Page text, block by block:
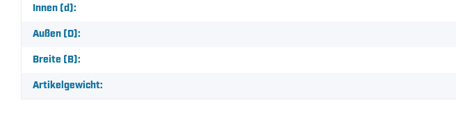
Produkteigenschaft
Wert
Innen (d):
Außen (D):
Breite (B):
Artikelgewicht: